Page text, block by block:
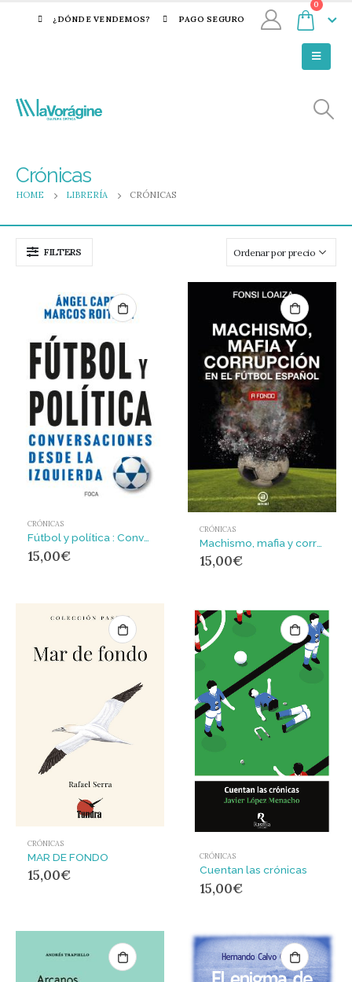
¿DÓNDE VENDEMOS? PAGO SEGURO
0
Crónicas
HOME LIBRERÍA CRÓNICAS
FILTERS
CRÓNICAS
Fútbol y política : Conversaciones desde la izquierda
15,00€
CRÓNICAS
15,00€
CRÓNICAS
MAR DE FONDO
15,00€
CRÓNICAS
Cuentan las crónicas
15,00€